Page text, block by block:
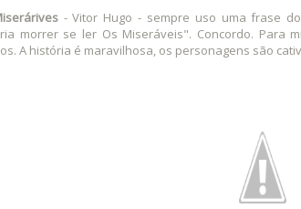
- Vitor Hugo - sempre uso uma frase
morrer se ler Os Miseráveis". Concordo. Para
A história é maravilhosa, os personagens são